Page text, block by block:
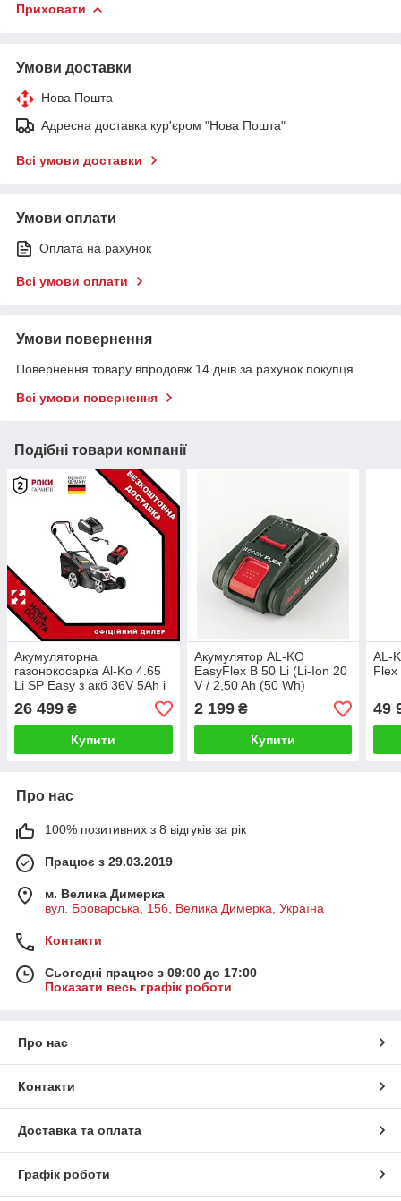
Приховати
Умови доставки
Нова Пошта
Адресна доставка кур'єром "Нова Пошта"
Всі умови доставки
Умови оплати
Оплата на рахунок
Всі умови оплати
Умови повернення
Повернення товару впродовж 14 днів за рахунок покупця
Всі умови повернення
Подібні товари компанії
Акумуляторна
газонокосарка Al-Ko 4.65
Li SP Easy з акб 36V 5Ah і
з/п C130 Li
26 499 ₴
Купити
Акумулятор AL-KO
EasyFlex В 50 Li (Li-Ion 20
V / 2,50 Ah (50 Wh)
2 199₴
Купити
AL-
Flex
49
Про нас
100% позитивних з 8 відгуків за рік
Працює з 29.03.2019
м. Велика Димерка
вул. Броварська, 156, Велика Димерка, Україна
Контакти
Сьогодні працює з 09:00 до 17:00
Показати весь графік роботи
Про нас
Контакти
Доставка та оплата
Графік роботи